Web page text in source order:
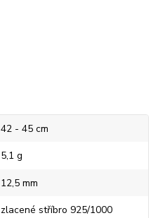
42 - 45 cm
5,1 g
12,5 mm
zlacené stříbro 925/1000